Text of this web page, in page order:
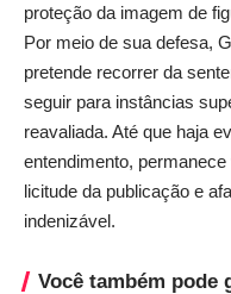
proteção da imagem de
Por meio de sua defesa,
pretende recorrer da
seguir para instâncias
reavaliada. Até que haja
entendimento,
licitude da publicação e
indenizável.
Você também pode